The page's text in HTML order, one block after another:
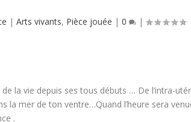
|Arts vivants, Pièce jouée |0 |
la vie depuis ses tous débuts … De l’intra-
la mer de ton ventre…Quand l’heure sera
.